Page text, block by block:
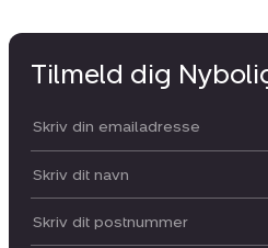
Tilmeld dig
Din email:
Dit navn:
Postnummer